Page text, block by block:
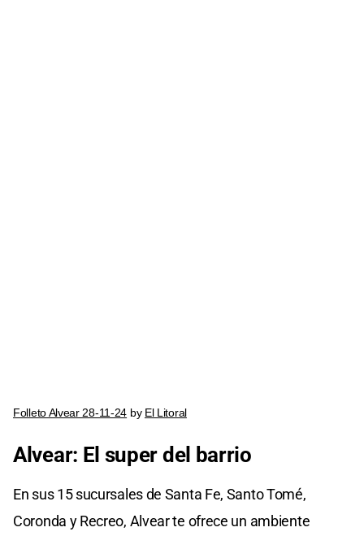
Folleto Alvear 28-11-24 by El Litoral
Alvear: El super del barrio
En sus 15 sucursales de Santa Fe, Santo Tomé,
Coronda y Recreo, Alvear te ofrece un ambiente